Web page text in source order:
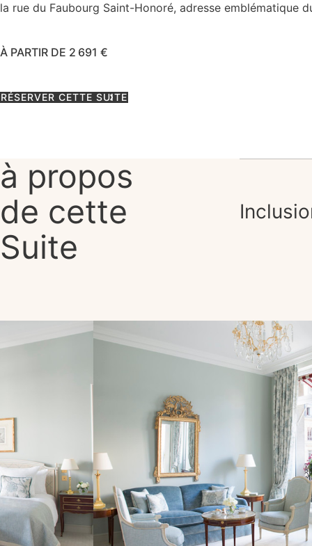
la rue du Faubourg Saint-Honoré, adresse emblématique
À PARTIR DE 2 691 €
RÉSERVER CETTE SUITE
à propos
de cette
Suite